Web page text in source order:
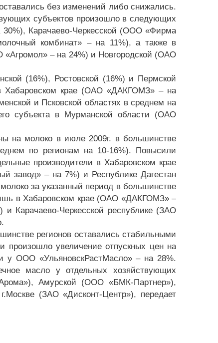
без изменений либо снижались.
субъектов произошло в следующих
Карачаево-Черкесской (ООО «Фирма
комбинат» – на 11%), а также в
– на 24%) и Новгородской (ОАО
(16%), Ростовской (16%) и Пермской
в Хабаровском крае (ОАО «ДАКГОМЗ» – на
и Псковской областях в среднем на
субъекта в Мурманской области (ОАО
на молоко в июле 2009г. в большинстве
по регионам на 10-16%). Повысили
производители в Хабаровском крае
– на 7%) и Республике Дагестан
за указанный период в большинстве
в Хабаровском крае (ОАО «ДАКГОМЗ» –
Карачаево-Черкесской республике (ЗАО
регионов оставались стабильными
произошло увеличение отпускных цен на
у ООО «УльяновскРастМасло» – на 28%.
масло у отдельных хозяйствующих
Амурской (ООО «БМК-Партнер»),
(ЗАО «Дисконт-Центр»), передает